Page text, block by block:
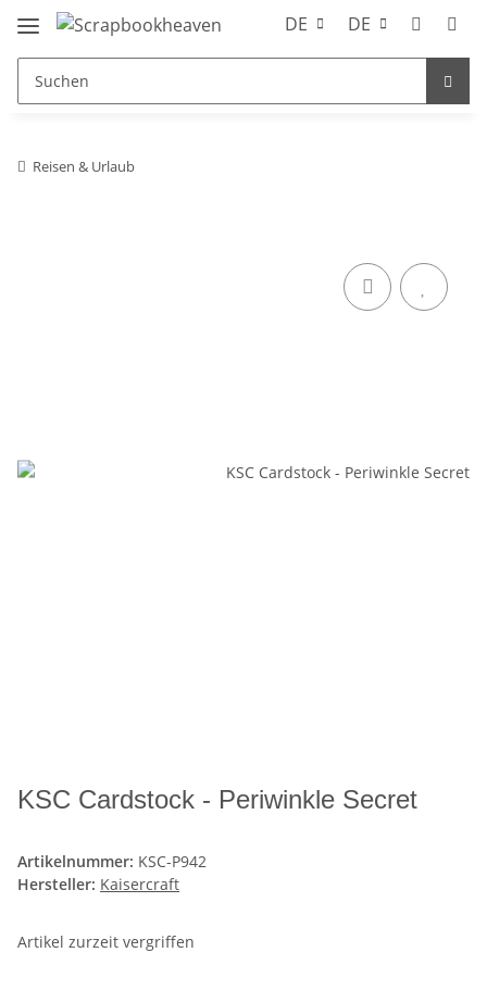
DE DE
Reisen & Urlaub
KSC Cardstock - Periwinkle Secret
Artikelnummer: KSC-P942
Hersteller: Kaisercraft
Artikel zurzeit vergriffen